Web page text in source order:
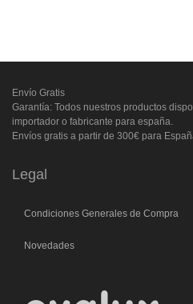
Envío Gratis
Garantía: Todos nuestros productos
importador o fabricante para españa.
Envíos gratis a partir de 300€ para
Legal
Condiciones Generales de Compra
Novedades